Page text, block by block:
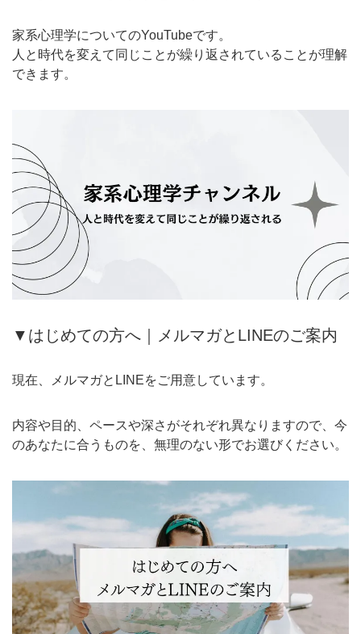
家系心理学についてのYouTubeです。
人と時代を変えて同じことが繰り返されていることが理解
できます。
▼はじめての方へ｜メルマガとLINEのご案内
現在、メルマガとLINEをご用意しています。
内容や目的、ペースや深さがそれぞれ異なりますので、今
のあなたに合うものを、無理のない形でお選びください。